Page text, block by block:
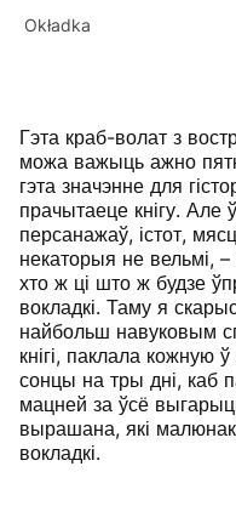
Okładka
Гэта краб-волат з
можа важыць ажно
гэта значэнне для
прачытаеце кнігу. Але
персанажаў, істот,
некаторыя не вельмі,
хто ж ці што ж будзе
вокладкі. Таму я
найбольш навуковым
кнігі, паклала кожную
сонцы на тры дні, каб
мацней за ўсё
вырашана, які
вокладкі.